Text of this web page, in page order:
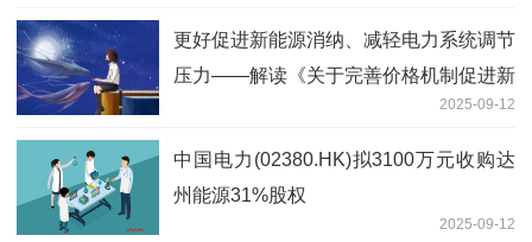
更好促进新能源消纳、减轻电力系统调节
压力——解读《关于完善价格机制促进新
2025-09-12
中国电力(02380.HK)拟3100万元收购达
州能源31%股权
2025-09-12